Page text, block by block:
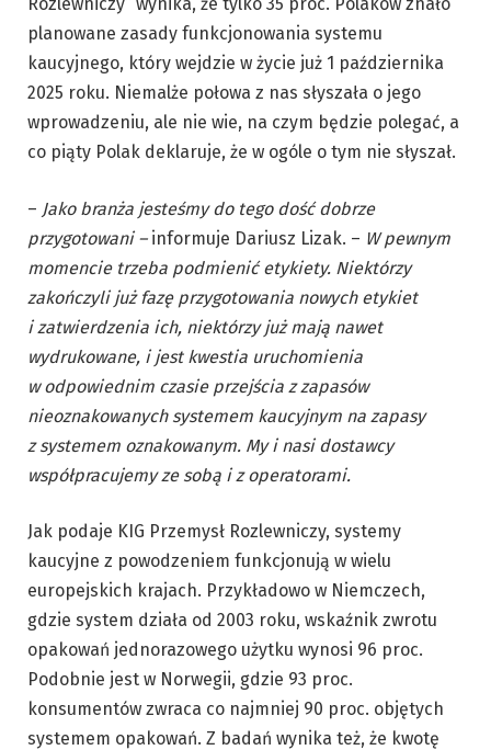
planowane zasady funkcjonowania systemu
kaucyjnego, który wejdzie w życie już 1 października
2025 roku. Niemalże połowa z nas słyszała o jego
wprowadzeniu, ale nie wie, na czym będzie polegać, a
co piąty Polak deklaruje, że w ogóle o tym nie słyszał.
– Jako branża jesteśmy do tego dość dobrze
przygotowani –informuje Dariusz Lizak. – W pewnym
momencie trzeba podmienić etykiety. Niektórzy
zakończyli już fazę przygotowania nowych etykiet
i zatwierdzenia ich, niektórzy już mają nawet
wydrukowane, i jest kwestia uruchomienia
w odpowiednim czasie przejścia z zapasów
nieoznakowanych systemem kaucyjnym na zapasy
z systemem oznakowanym. My i nasi dostawcy
współpracujemy ze sobą i z operatorami.
Jak podaje KIG Przemysł Rozlewniczy, systemy
kaucyjne z powodzeniem funkcjonują w wielu
europejskich krajach. Przykładowo w Niemczech,
gdzie system działa od 2003 roku, wskaźnik zwrotu
opakowań jednorazowego użytku wynosi 96 proc.
Podobnie jest w Norwegii, gdzie 93 proc.
konsumentów zwraca co najmniej 90 proc. objętych
systemem opakowań. Z badań wynika też, że kwotę